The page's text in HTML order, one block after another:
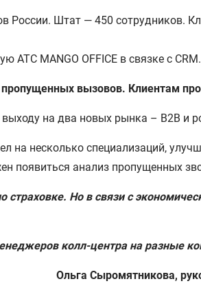
России. Штат — 450 сотрудников.
АТС MANGO OFFICE в связке с
вызовов. Клиентам
на два новых рынка – B2B и
на несколько специализаций,
появиться анализ пропущенных
Но в связи с
колл-центра на разные
Ольга Сыромятникова,